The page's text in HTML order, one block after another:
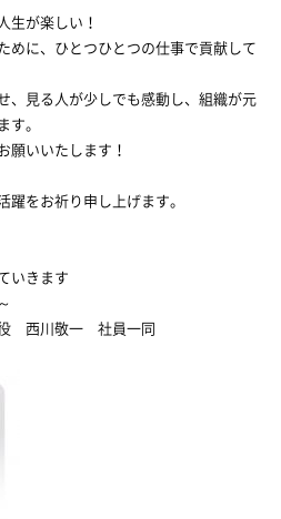
生が楽しい！
めに、ひとつひとつの仕事で貢献して
、見る人が少しでも感動し、組織が元
す。
願いいたします！
躍をお祈り申し上げます。
いきます
西川敬一 社員一同